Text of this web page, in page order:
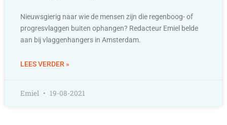
Nieuwsgierig naar wie de mensen zijn die regenboog- of
progresvlaggen buiten ophangen? Redacteur Emiel belde
aan bij vlaggenhangers in Amsterdam.
LEES VERDER »
Emiel 19-08-2021